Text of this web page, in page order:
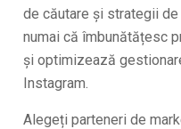
de căutare și strategii de
numai că îmbunătățesc
și optimizează
Instagram.
Alegeți parteneri de